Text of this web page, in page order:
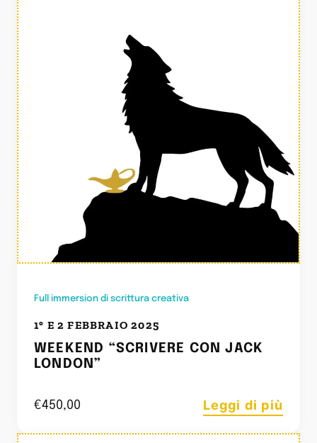
Full immersion di scrittura creativa
1° E 2 FEBBRAIO 2025
WEEKEND “SCRIVERE CON JACK
LONDON”
€450,00 Leggi di più